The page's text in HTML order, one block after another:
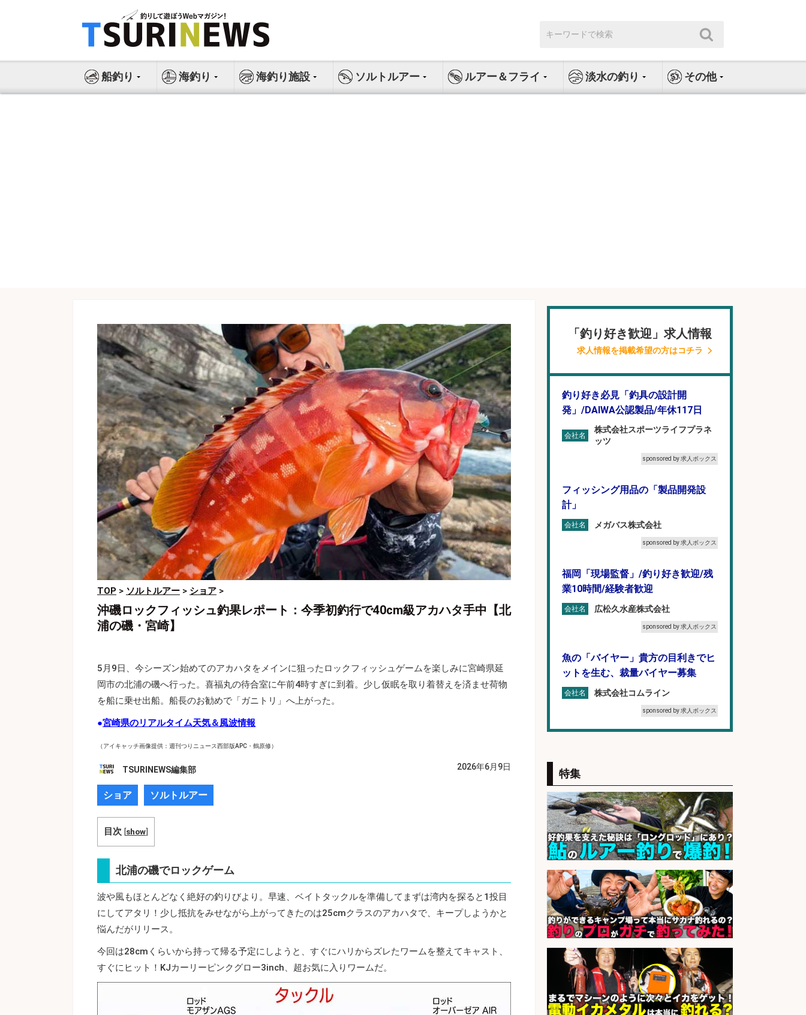
ス
索:
船釣り 海釣り 海釣り施設 ソルトルアー ルアー＆フライ 淡水の釣り その他
TOP > ソルトルアー > ショア >
沖磯ロックフィッシュ釣果レポート：今季初釣行で40cm級アカハタ手中【北
浦の磯・宮崎】
5月9日、今シーズン始めてのアカハタをメインに狙ったロックフィッシュゲームを楽しみに宮崎県延
岡市の北浦の磯へ行った。喜福丸の待合室に午前4時すぎに到着。少し仮眠を取り着替えを済ませ荷物
を船に乗せ出船。船長のお勧めで「ガニトリ」へ上がった。
●宮崎県のリアルタイム天気＆風波情報
（アイキャッチ画像提供：週刊つりニュース西部版APC・鶴原修）
TSURINEWS編集部 2026年6月9日
ショア ソルトルアー
目次 [show]
北浦の磯でロックゲーム
波や風もほとんどなく絶好の釣りびより。早速、ベイトタックルを準備してまずは湾内を探ると1投目
にしてアタリ！少し抵抗をみせながら上がってきたのは25cmクラスのアカハタで、キープしようかと
悩んだがリリース。
今回は28cmくらいから持って帰る予定にしようと、すぐにハリからズレたワームを整えてキャスト、
すぐにヒット！KJカーリーピンクグロー3inch、超お気に入りワームだ。
「釣り好き歓迎」求人情報
求人情報を掲載希望の方はコチラ
釣り好き必見「釣具の設計開
発」/DAIWA公認製品/年休117日
会社名
株式会社スポーツライフプラネ
ッツ
sponsored by 求人ボックス
フィッシング用品の「製品開発設
計」
会社名 メガバス株式会社
sponsored by 求人ボックス
福岡「現場監督」/釣り好き歓迎/残
業10時間/経験者歓迎
会社名 広松久水産株式会社
sponsored by 求人ボックス
魚の「バイヤー」貴方の目利きでヒ
ットを生む、裁量バイヤー募集
会社名 株式会社コムライン
sponsored by 求人ボックス
週4日から勤務OK/希望休が取得で
きる
会社名 株式会社ホットスタッフ五日市
sponsored by 求人ボックス
営業事務/釣り具メーカーでの営業
アシスタントのお仕事/残業なし/即
日勤務可/営業事務/軽作業
会社名 株式会社パソナ
sponsored by 求人ボックス
釣り具などの出荷作業～～/工場/製
造
会社名 UTグループ株式会社
sponsored by 求人ボックス
特集